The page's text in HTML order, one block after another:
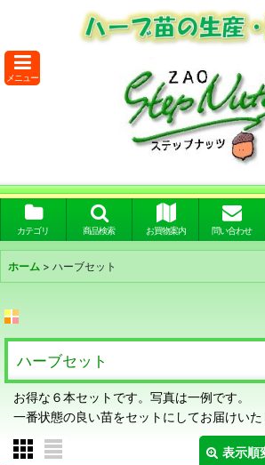
メニュー
カテゴリ 商品検索 お買物案内 問い合わせ
ホーム > ハーブセット
ハーブセット
お得な６本セットです。写真は一例です。
一番状態の良い苗をセットにしてお届けい
表示順